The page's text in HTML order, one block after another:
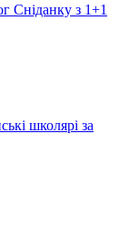
Сніданку з 1+1
школярі за